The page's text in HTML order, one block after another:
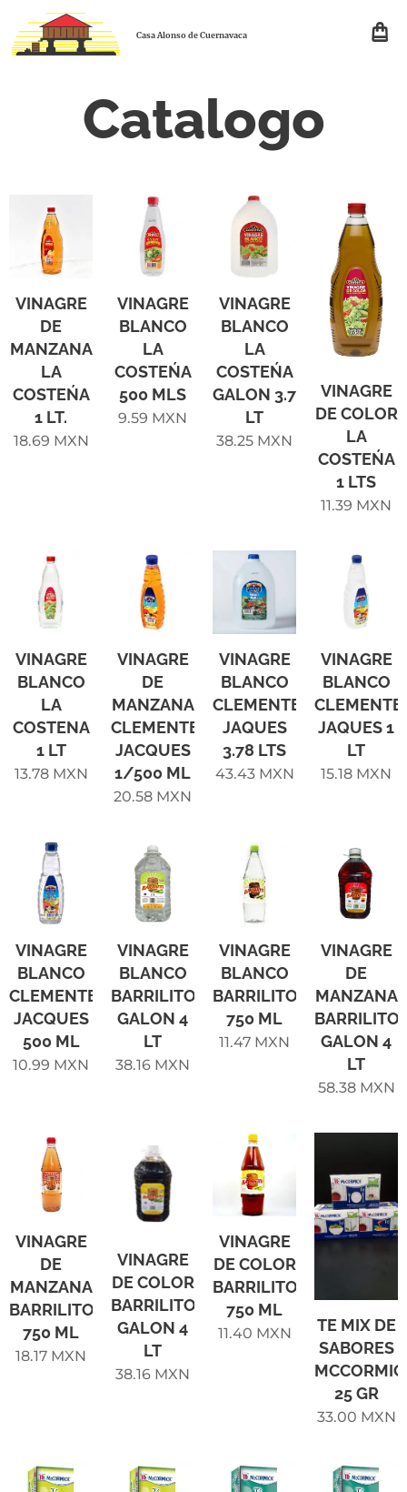
Casa Alonso de Cuernavaca
Catalogo
VINAGRE
DE
MANZANA
LA
COSTEŃA
1 LT.
18.69 MXN
VINAGRE
BLANCO
LA
COSTEŃA
500 MLS
9.59 MXN
VINAGRE
BLANCO
LA
COSTEŃA
GALON 3.7
LT
38.25 MXN
VINAGRE
DE COLOR
LA
COSTEŃA
1 LTS
11.39 MXN
VINAGRE
BLANCO
LA
COSTENA
1 LT
13.78MXN
VINAGRE
DE
MANZANA
CLEMENTE
JACQUES
1/500 ML
20.58 MXN
VINAGRE
BLANCO
CLEMENTE
JAQUES
3.78 LTS
43.43MXN
VINAGRE
BLANCO
CLEMENTE
JAQUES 1
LT
15.18 MXN
VINAGRE
BLANCO
CLEMENTE
JACQUES
500 ML
10.99 MXN
VINAGRE
BLANCO
BARRILITO
GALON 4
LT
38.16 MXN
VINAGRE
BLANCO
BARRILITO
750 ML
11.47 MXN
VINAGRE
DE
MANZANA
BARRILITO
GALON 4
LT
58.38MXN
VINAGRE
DE
MANZANA
BARRILITO
750 ML
18.17 MXN
VINAGRE
DE COLOR
BARRILITO
GALON 4
LT
38.16 MXN
VINAGRE
DE COLOR
BARRILITO
750 ML
11.40 MXN
TE MIX DE
SABORES
25 GR
33.00 MXN